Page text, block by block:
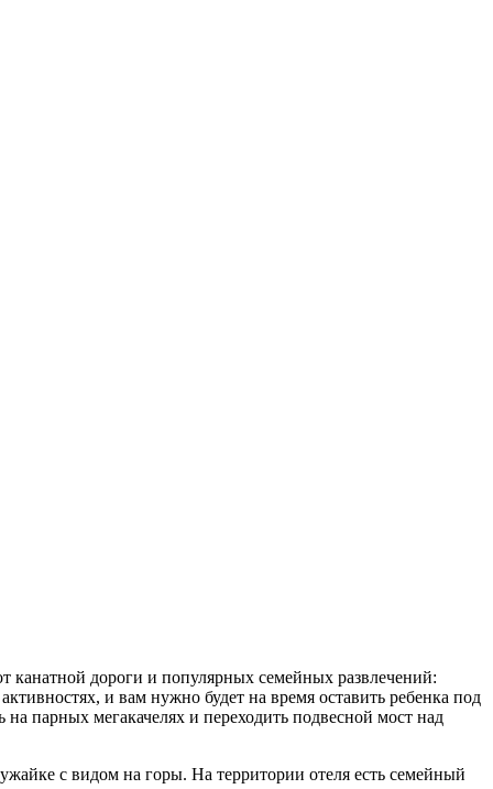
канатной дороги и популярных семейных развлечений:
и вам нужно будет на время оставить ребенка под
парных мегакачелях и переходить подвесной мост над
с видом на горы. На территории отеля есть семейный